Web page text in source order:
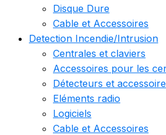
Disque Dure
Cable et Accessoires
Detection Incendie/Intrusion
Centrales et claviers
Accessoires pour les
Détecteurs et
Eléments radio
Logiciels
Cable et Accessoires